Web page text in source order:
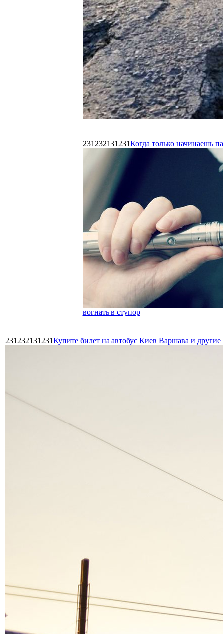
231232131231Когда только начинаешь
вогнать в ступор
231232131231Купите билет на автобус Киев Варшава и